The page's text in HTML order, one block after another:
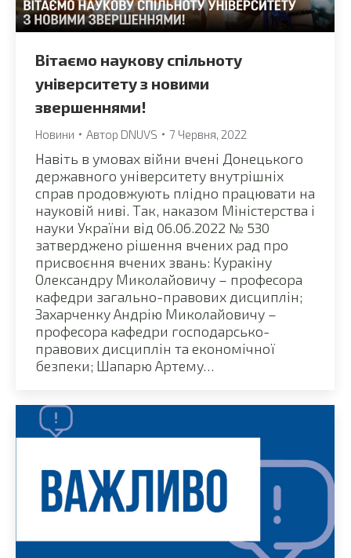
Вітаємо наукову спільноту
університету з новими
звершеннями!
Новини Автор DNUVS 7 Червня, 2022
Навіть в умовах війни вчені Донецького
державного університету внутрішніх
справ продовжують плідно працювати на
науковій ниві. Так, наказом Міністерства і
науки України від 06.06.2022 № 530
затверджено рішення вчених рад про
присвоєння вчених звань: Куракіну
Олександру Миколайовичу – професора
кафедри загально-правових дисциплін;
Захарченку Андрію Миколайовичу –
професора кафедри господарсько-
правових дисциплін та економічної
безпеки; Шапарю Артему…